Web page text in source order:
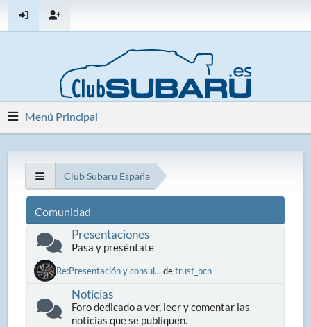
Menú Principal
Club Subaru España
Comunidad
Presentaciones
Pasa y preséntate
Re:Presentación y consul... detrust_bcn
Noticias
Foro dedicado a ver, leer y comentar las
noticias que se publiquen.